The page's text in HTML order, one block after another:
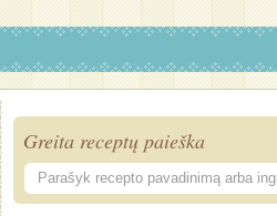
Greita receptų paieška